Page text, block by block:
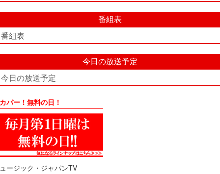
番組表
番組表
今日の放送予定
今日の放送予定
パー！無料の日！
ージック・ジャパンTV